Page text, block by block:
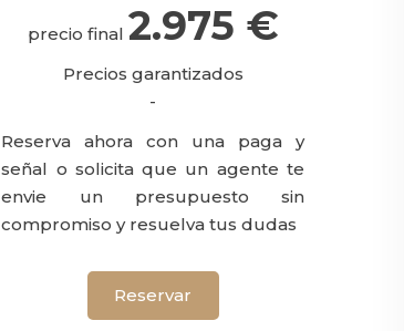
precio final 2.975 €
Precios garantizados
-
Reserva ahora con una paga y
señal o solicita que un agente te
envie un presupuesto sin
compromiso y resuelva tus dudas
Reservar